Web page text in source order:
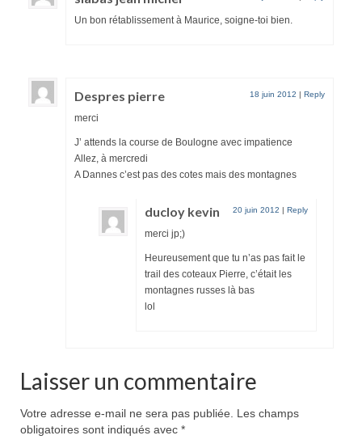
Un bon rétablissement à Maurice, soigne-toi bien.
Despres pierre 18 juin 2012 | Reply
merci
J’ attends la course de Boulogne avec impatience
Allez, à mercredi
A Dannes c’est pas des cotes mais des montagnes
ducloy kevin 20 juin 2012 | Reply
merci jp;)
Heureusement que tu n’as pas fait le
trail des coteaux Pierre, c’était les
montagnes russes là bas
lol
Laisser un commentaire
Votre adresse e-mail ne sera pas publiée.
Les champs
obligatoires sont indiqués avec *